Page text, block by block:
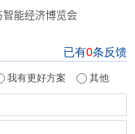
智能经济博览会